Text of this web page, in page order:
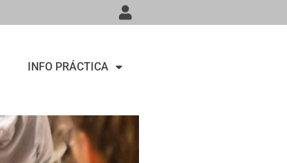
INFO PRÁCTICA